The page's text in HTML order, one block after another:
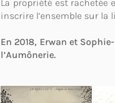
La propriété est rachetée
inscrire l’ensemble sur la
En 2018, Erwan et
l’Aumônerie.